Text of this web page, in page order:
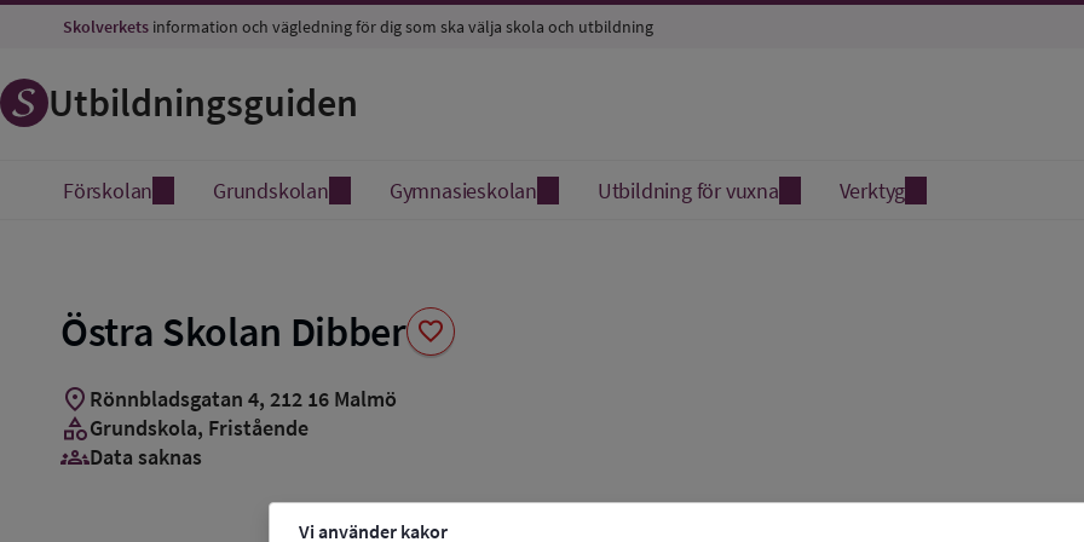
Vi använder kakor
Skolverkets information och vägledning för dig som ska välja skola och utbildning
Utbildningsguiden
Förskolan Grundskolan Gymnasieskolan Utbildning för vuxna Verktyg
Östra Skolan Dibber favorite
Spara
location_on Rönnbladsgatan 4, 212 16 Malmö
categoryGrundskola, Fristående
groups_3Data saknas